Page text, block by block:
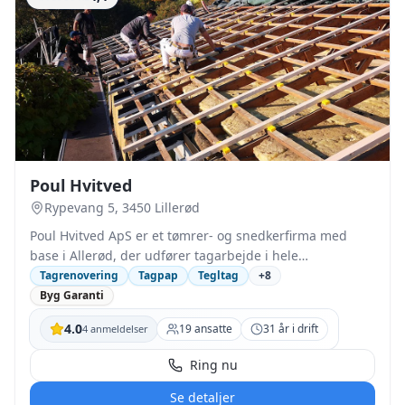
Poul Hvitved
Rypevang 5, 3450 Lillerød
Poul Hvitved ApS er et tømrer- og snedkerfirma med
base i Allerød, der udfører tagarbejde i hele
Nordsjælland. Virksomheden arbejder med nye tage,
renovering og reparation samt relaterede løsninger som
tagrender, kviste og ovenlysvinduer. Opgaverne udføres
primært for private boligejere med fokus på faglighed
og klar kommunikation gennem hele forløbet. Firmaet er
familieejet og ledes af tømrermester Jesper Hvitved, som
overtog virksomheden i 2001. Holdet tæller cirka 20
Tagrenovering Tagpap Tegltag +8
Byg Garanti
4.04 anmeldelser 19ansatte 31 år i drift
Ring nu
Se detaljer